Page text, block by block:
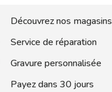
Découvrez nos magasins
Service de réparation
Gravure personnalisée
Payez dans 30 jours